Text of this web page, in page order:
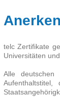
telc Zertifikate
Universitäten
Alle